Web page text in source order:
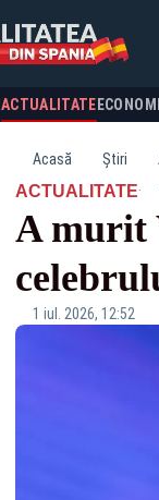
ACTUALITATE
Acasă Știri
ACTUALITATE·
A murit
1 iul. 2026, 12:52